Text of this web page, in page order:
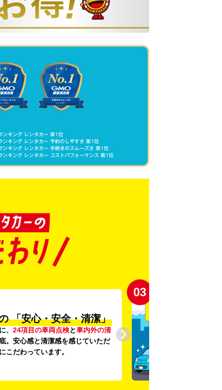
「安心・安全・清潔」
、 24項目の車両点検と車内外の清
。安心感と清潔感を感じていただ
こだわっています。
03